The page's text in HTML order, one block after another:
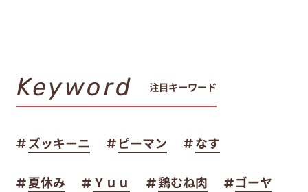
Keyword 注目キーワード
ズッキーニ ピーマン なす
夏休み Ｙｕｕ 鶏むね肉 ゴーヤ